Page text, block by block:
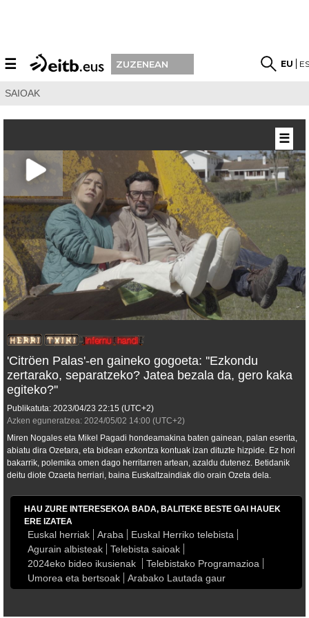
☰ ZUZENEAN EU
SAIOAK
'Citröen Palas'-en gaineko gogoeta: ''Ezkondu
zertarako, separatzeko? Jatea bezala da, gero kaka
egiteko?''
Publikatuta: 2023/04/23 22:15 (UTC+2)
Azken eguneratzea: 2024/05/02 14:00 (UTC+2)
Miren Nogales eta Mikel Pagadi hondeamakina baten gainean, palan eserita,
abiatu dira Ozetara, eta bidean ezkontza kontuak izan dituzte hizpide. Ez hori
bakarrik, polemika omen dago herritarren artean, azaldu dutenez. Betidanik
deitu diote Ozaeta herriari, baina Euskaltzaindiak dio orain Ozeta dela.
HAU ZURE INTERESEKOA BADA, BALITEKE BESTE GAI HAUEK
ERE IZATEA
Euskal herriak Araba
Euskal Herriko telebista
Agurain albisteak
Telebista saioak
2024eko bideo ikusienak
Telebistako Programazioa
Umorea eta bertsoak
Arabako Lautada gaur
☰